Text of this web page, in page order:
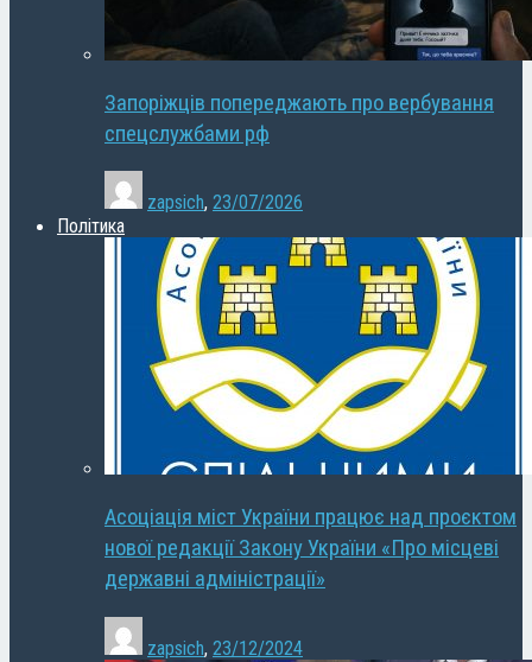
Запоріжців попереджають про вербування
спецслужбами рф
zapsich, 23/07/2026
Політика
Асоціація міст України працює над проєктом
нової редакції Закону України «Про місцеві
державні адміністрації»
zapsich, 23/12/2024